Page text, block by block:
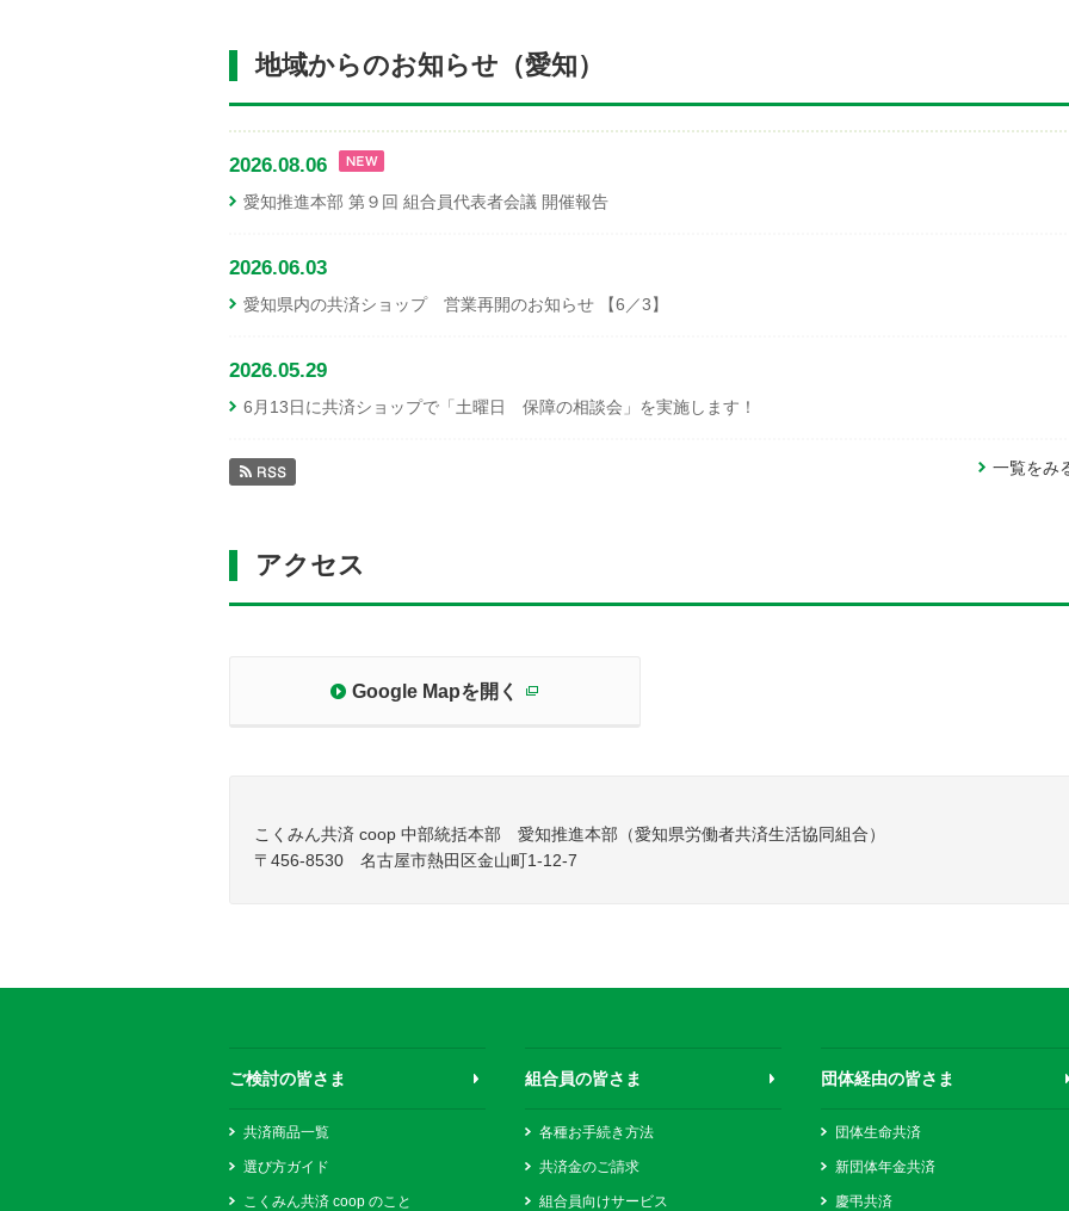
地域からのお知らせ（愛知）
2026.08.06
愛知推進本部 第９回 組合員代表者会議 開催報告
2026.06.03
愛知県内の共済ショップ 営業再開のお知らせ 【6／3】
2026.05.29
6月13日に共済ショップで「土曜日 保障の相談会」を実施します！
一覧をみ
アクセス
Google Mapを開く
こくみん共済 coop 中部統括本部 愛知推進本部（愛知県労働者共済生活協同組合）
〒456-8530 名古屋市熱田区金山町1-12-7
ご検討の皆さま
共済商品一覧
選び方ガイド
こくみん共済 coop のこと
組合員の皆さま
各種お手続き方法
共済金のご請求
組合員向けサービス
団体経由の皆さま
団体生命共済
新団体年金共済
慶弔共済